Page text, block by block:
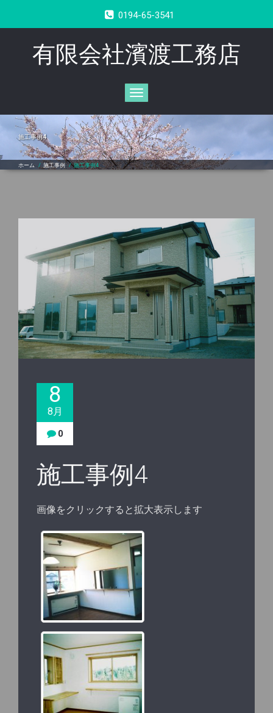
0194-65-3541
有限会社濱渡工務店
Toggle
navigation
施工事例4
ホーム / 施工事例 /施工事例4
8
8月
0
施工事例4
画像をクリックすると拡大表示します